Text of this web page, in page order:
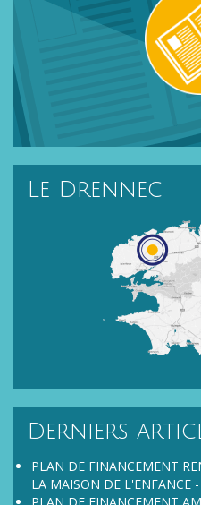
Le Drennec
Localisation du
Derniers
PLAN DE FINANCEMENT
LA MAISON DE L'ENFANCE